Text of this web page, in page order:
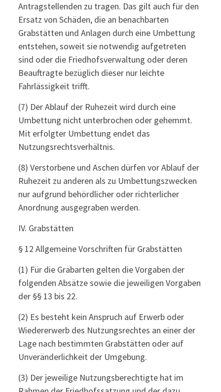
Antragstellenden zu tragen. Das gilt auch für den
Ersatz von Schäden, die an benachbarten
Grabstätten und Anlagen durch eine Umbettung
entstehen, soweit sie notwendig aufgetreten
sind oder die Friedhofsverwaltung oder deren
Beauftragte bezüglich dieser nur leichte
Fahrlässigkeit trifft.
(7) Der Ablauf der Ruhezeit wird durch eine
Umbettung nicht unterbrochen oder gehemmt.
Mit erfolgter Umbettung endet das
Nutzungsrechtsverhältnis.
(8) Verstorbene und Aschen dürfen vor Ablauf der
Ruhezeit zu anderen als zu Umbettungszwecken
nur aufgrund behördlicher oder richterlicher
Anordnung ausgegraben werden.
IV. Grabstätten
§ 12 Allgemeine Vorschriften für Grabstätten
(1) Für die Grabarten gelten die Vorgaben der
folgenden Absätze sowie die jeweiligen Vorgaben
der §§ 13 bis 22.
(2) Es besteht kein Anspruch auf Erwerb oder
Wiedererwerb des Nutzungsrechtes an einer der
Lage nach bestimmten Grabstätten oder auf
Unveränderlichkeit der Umgebung.
(3) Der jeweilige Nutzungsberechtigte hat im